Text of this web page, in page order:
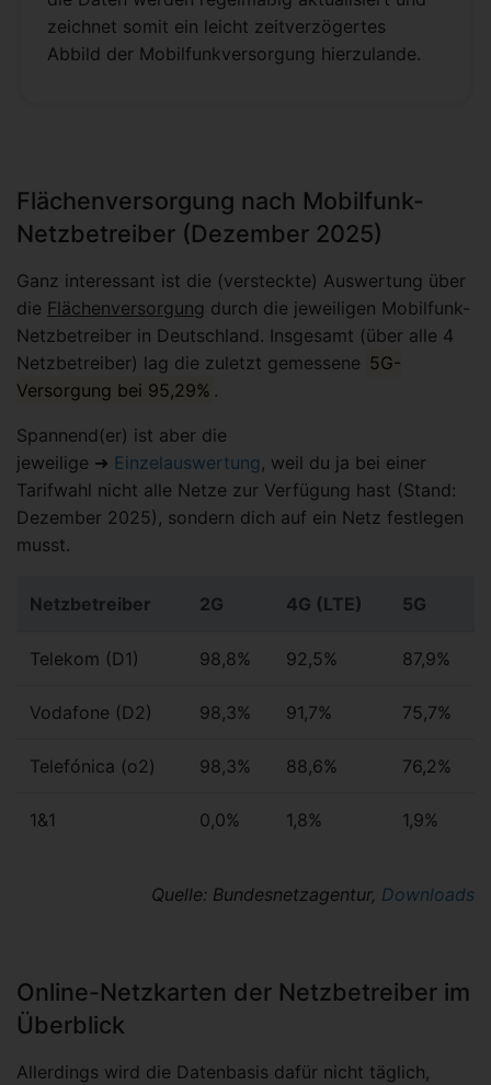
zeichnet somit ein leicht zeitverzögertes
Abbild der Mobilfunkversorgung hierzulande.
Flächenversorgung nach Mobilfunk-
Netzbetreiber (Dezember 2025)
Ganz interessant ist die (versteckte) Auswertung über
die Flächenversorgung durch die jeweiligen Mobilfunk-
Netzbetreiber in Deutschland. Insgesamt (über alle 4
Netzbetreiber) lag die zuletzt gemessene 5G-
Versorgung bei 95,29% .
Spannend(er) ist aber die
jeweilige ➜ Einzelauswertung , weil du ja bei einer
Tarifwahl nicht alle Netze zur Verfügung hast (Stand:
Dezember 2025), sondern dich auf ein Netz festlegen
musst.
Netzbetreiber 2G 4G (LTE) 5G
Telekom (D1) 98,8% 92,5% 87,9%
Vodafone (D2) 98,3% 91,7% 75,7%
Telefónica (o2) 98,3% 88,6% 76,2%
1&1 0,0% 1,8% 1,9%
Quelle: Bundesnetzagentur, Downloads
Online-Netzkarten der Netzbetreiber im
Überblick
Allerdings wird die Datenbasis dafür nicht täglich,